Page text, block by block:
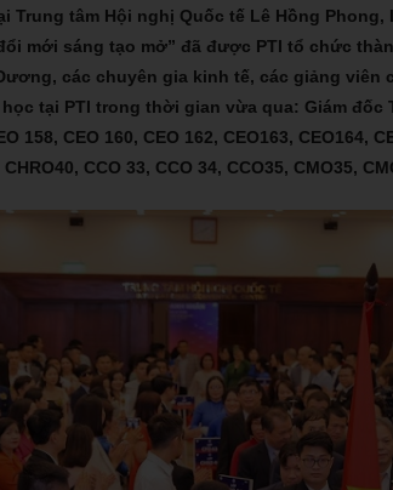
Trung tâm Hội nghị Quốc tế Lê Hồng
mới sáng tạo mở” đã được PTI tổ chức
các chuyên gia kinh tế, các giảng
tại PTI trong thời gian vừa qua: Giám đốc
158, CEO 160, CEO 162, CEO163,
CCO 33, CCO 34, CCO35, CMO35,